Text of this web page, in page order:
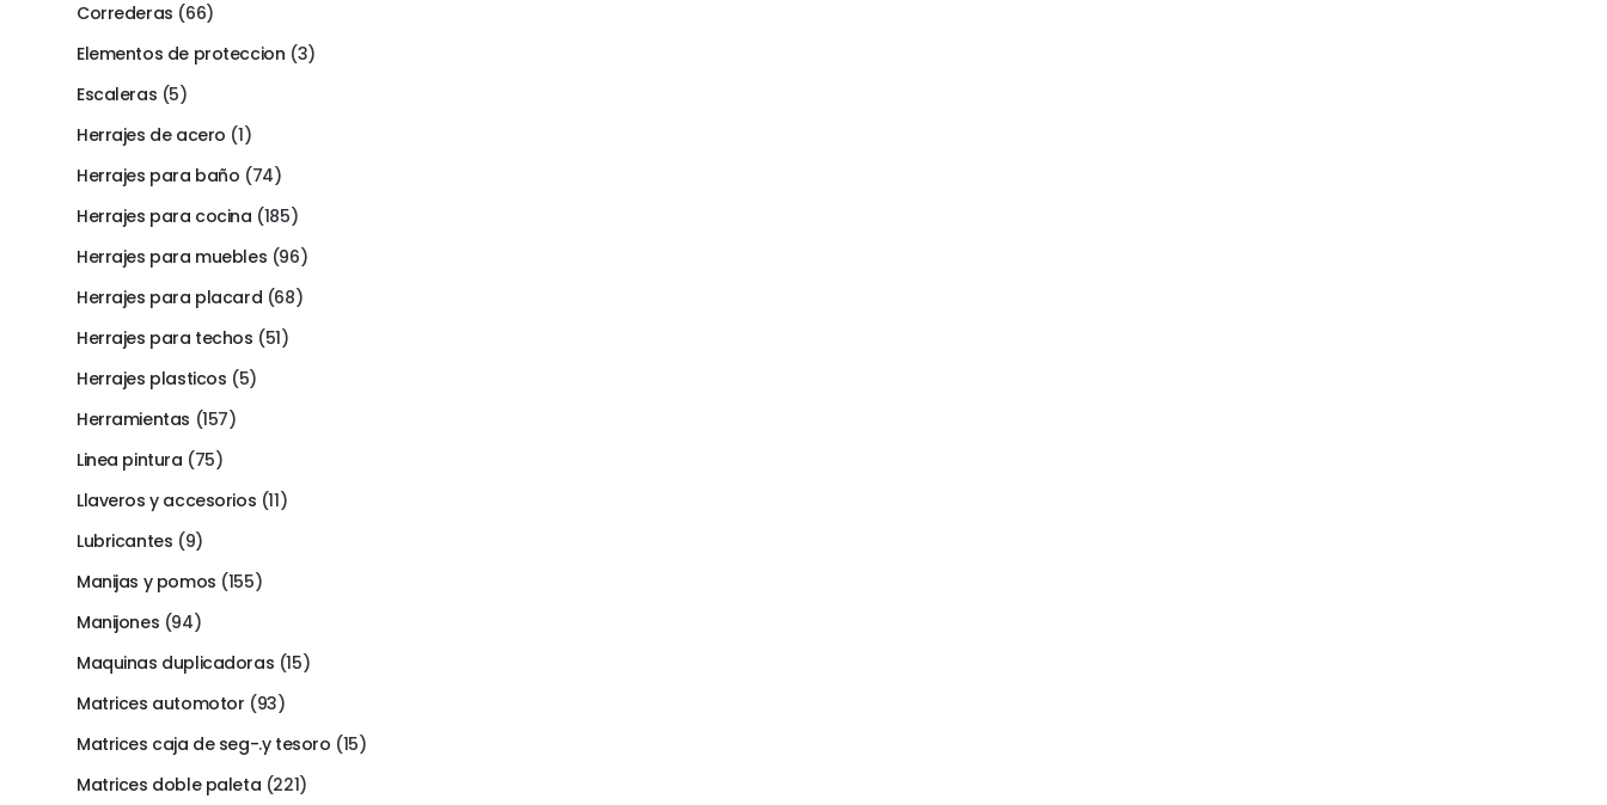
Correderas (66)
Elementos de proteccion (3)
Escaleras (5)
Herrajes de acero (1)
Herrajes para baño (74)
Herrajes para cocina (185)
Herrajes para muebles (96)
Herrajes para placard (68)
Herrajes para techos (51)
Herrajes plasticos (5)
Herramientas (157)
Linea pintura (75)
Llaveros y accesorios (11)
Lubricantes (9)
Manijas y pomos (155)
Manijones (94)
Maquinas duplicadoras (15)
Matrices automotor (93)
Matrices caja de seg-.y tesoro (15)
Matrices doble paleta (221)